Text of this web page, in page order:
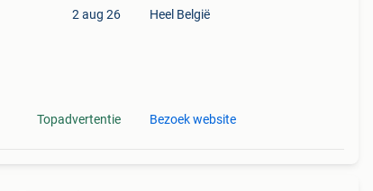
2 aug 26
Topadvertentie
Heel België
Bezoek website